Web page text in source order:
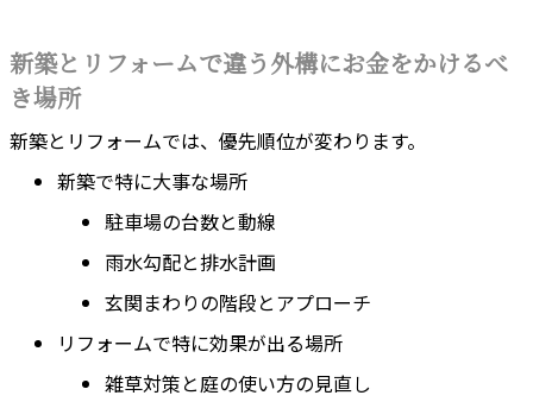
新築とリフォームで違う外構にお金をかけるべ
き場所
新築とリフォームでは、優先順位が変わります。
新築で特に大事な場所
駐車場の台数と動線
雨水勾配と排水計画
玄関まわりの階段とアプローチ
リフォームで特に効果が出る場所
雑草対策と庭の使い方の見直し